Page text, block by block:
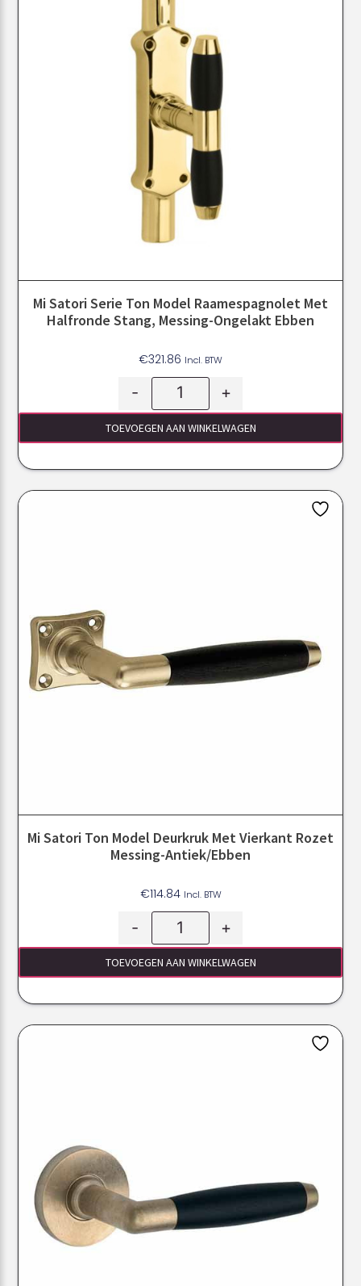
Mi Satori Serie Ton Model Raamespagnolet Met
Halfronde Stang, Messing-Ongelakt Ebben
€321.86 Incl. BTW
- +
TOEVOEGEN AAN WINKELWAGEN
Mi Satori Ton Model Deurkruk Met Vierkant Rozet
Messing-Antiek/ebben
€114.84 Incl. BTW
- +
TOEVOEGEN AAN WINKELWAGEN